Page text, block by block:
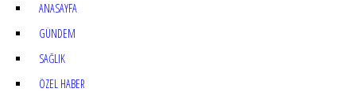
ANASAYFA
GÜNDEM
SAĞLIK
ÖZEL HABER